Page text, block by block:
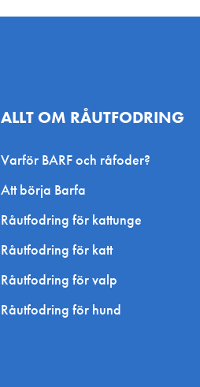
ALLT OM RÅUTFODRING
Varför BARF och råfoder?
Att börja Barfa
Råutfodring för kattunge
Råutfodring för katt
Råutfodring för valp
Råutfodring för hund